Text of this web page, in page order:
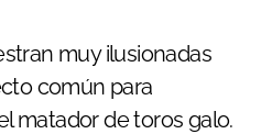
muy ilusionadas
común para
matador de toros galo.